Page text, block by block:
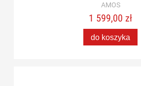
AMOS
1 599,00 zł
do koszyka